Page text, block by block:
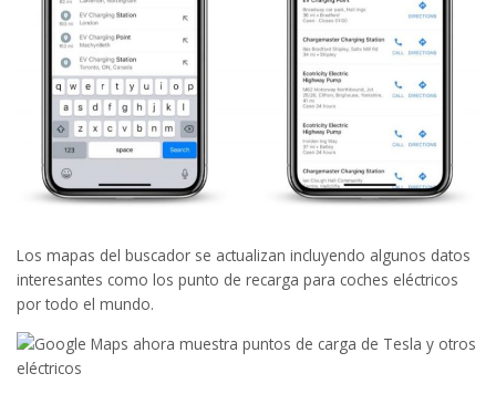
Los mapas del buscador se actualizan incluyendo algunos datos
interesantes como los punto de recarga para coches eléctricos
por todo el mundo.